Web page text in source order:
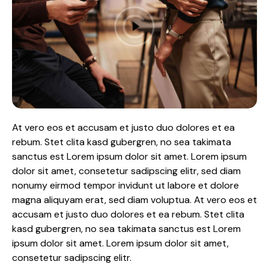
At vero eos et accusam et justo duo dolores et ea
rebum. Stet clita kasd gubergren, no sea takimata
sanctus est Lorem ipsum dolor sit amet. Lorem ipsum
dolor sit amet, consetetur sadipscing elitr, sed diam
nonumy eirmod tempor invidunt ut labore et dolore
magna aliquyam erat, sed diam voluptua. At vero eos et
accusam et justo duo dolores et ea rebum. Stet clita
kasd gubergren, no sea takimata sanctus est Lorem
ipsum dolor sit amet. Lorem ipsum dolor sit amet,
consetetur sadipscing elitr.